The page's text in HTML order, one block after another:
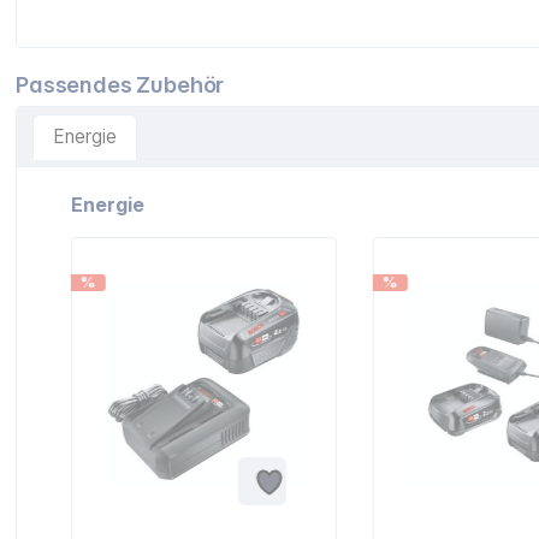
Passendes Zubehör
Energie
Artikelgalerie überspringen
Energie
% %